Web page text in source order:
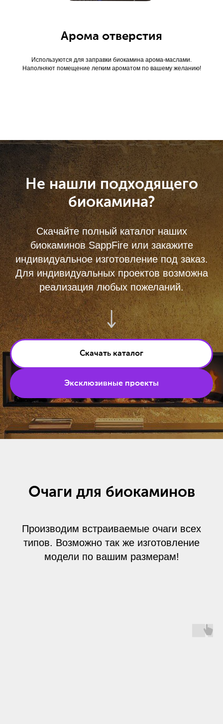
Арома отверстия
Используются для заправки биокамина арома-маслами.
Наполняют помещение легким ароматом по вашему желанию!
Не нашли подходящего
биокамина?
Скачайте полный каталог наших
биокаминов SappFire или закажите
индивидуальное изготовление под заказ.
Для индивидуальных проектов возможна
реализация любых пожеланий.
Скачать каталог
Эксклюзивные проекты
Очаги для биокаминов
Производим встраиваемые очаги всех
типов. Возможно так же изготовление
модели по вашим размерам!